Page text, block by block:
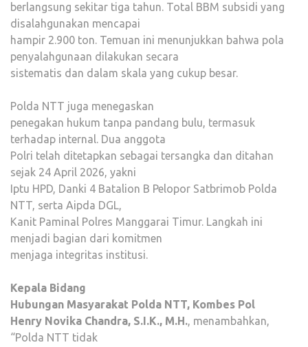
berlangsung sekitar tiga tahun. Total BBM subsidi yang
disalahgunakan mencapai
hampir 2.900 ton. Temuan ini menunjukkan bahwa pola
penyalahgunaan dilakukan secara
sistematis dan dalam skala yang cukup besar.
Polda NTT juga menegaskan
penegakan hukum tanpa pandang bulu, termasuk
terhadap internal. Dua anggota
Polri telah ditetapkan sebagai tersangka dan ditahan
sejak 24 April 2026, yakni
Iptu HPD, Danki 4 Batalion B Pelopor Satbrimob Polda
NTT, serta Aipda DGL,
Kanit Paminal Polres Manggarai Timur. Langkah ini
menjadi bagian dari komitmen
menjaga integritas institusi.
Kepala Bidang
Hubungan Masyarakat Polda NTT, Kombes Pol
Henry Novika Chandra, S.I.K., M.H., menambahkan,
“Polda NTT tidak